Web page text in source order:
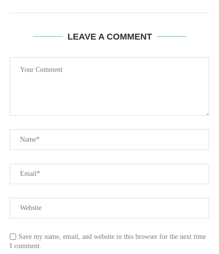
LEAVE A COMMENT
Save my name, email, and website in this browser for the next time
I comment.